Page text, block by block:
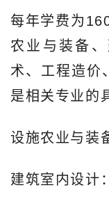
每年学费为
农业与装备
术、工程造价
是相关专业的
设施农业与装
建筑室内设计